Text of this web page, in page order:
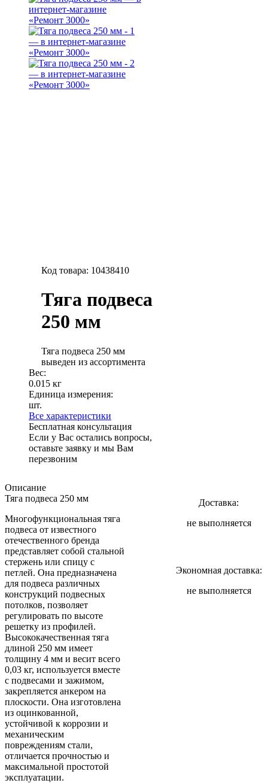
Код товара: 10438410
Тяга подвеса
250 мм
Тяга подвеса 250 мм
выведен из ассортимента
Вес:
0.015 кг
Единица измерения:
шт.
Все характеристики
Бесплатная консультация
Если у Вас остались вопросы,
оставьте заявку и мы Вам
перезвоним
Доставка:
не выполняется
Экономная доставка:
не выполняется
Описание
Тяга подвеса 250 мм
Многофункциональная тяга
подвеса от известного
отечественного бренда
представляет собой стальной
стержень или спицу с
петлей. Она предназначена
для подвеса различных
конструкций подвесных
потолков, позволяет
регулировать по высоте
решетку из профилей.
Высококачественная тяга
длиной 250 мм имеет
толщину 4 мм и весит всего
0,03 кг, используется вместе
с подвесами и зажимом,
закрепляется анкером на
плоскости. Она изготовлена
из оцинкованной,
устойчивой к коррозии и
механическим
повреждениям стали,
отличается прочностью и
максимальной простотой
эксплуатации.